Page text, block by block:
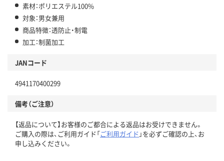
素材：ポリエステル100%
対象：男女兼用
商品特徴：透防止・制電
加工：制菌加工
JANコード
4941170400299
備考（ご注意）
【返品について】お客様のご都合による返品はお受けできません。
ご購入の際は、ご利用ガイド「ご利用ガイド 」を必ずご確認の上、お
申し込みください。